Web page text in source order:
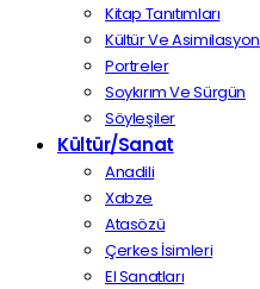
Kitap Tanıtımları
Kültür Ve Asimilasyon
Portreler
Soykırım Ve Sürgün
Söyleşiler
Kültür/Sanat
Anadili
Xabze
Atasözü
Çerkes İsimleri
El Sanatları